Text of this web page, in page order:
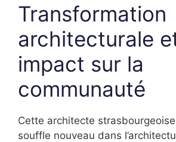
Transformation
architecturale
impact sur la
communauté
Cette architecte
souffle nouveau dans